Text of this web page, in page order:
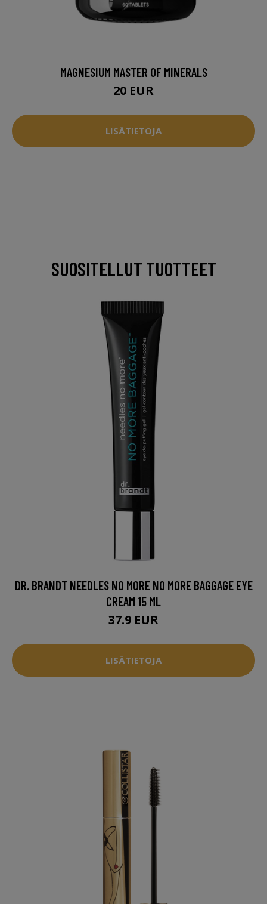
MAGNESIUM MASTER OF MINERALS
20 EUR
LISÄTIETOJA
SUOSITELLUT TUOTTEET
DR. BRANDT NEEDLES NO MORE NO MORE BAGGAGE EYE
CREAM 15 ML
37.9 EUR
LISÄTIETOJA